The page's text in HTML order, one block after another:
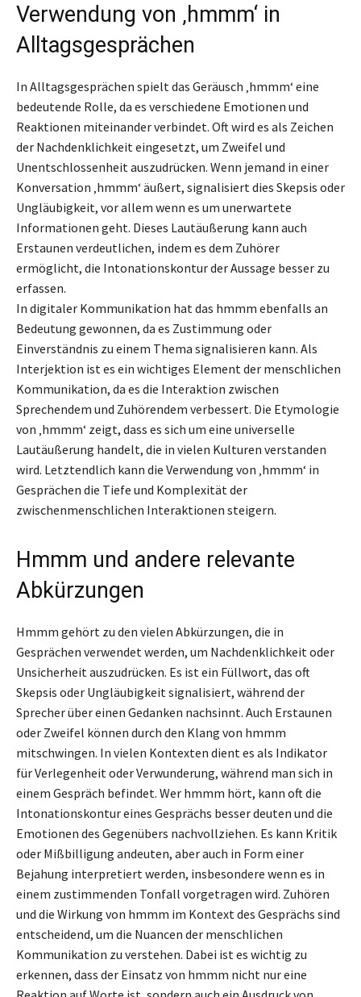
Verwendung von ‚hmmm‘ in
Alltagsgesprächen
In Alltagsgesprächen spielt das Geräusch ‚hmmm‘ eine
bedeutende Rolle, da es verschiedene Emotionen und
Reaktionen miteinander verbindet. Oft wird es als Zeichen
der Nachdenklichkeit eingesetzt, um Zweifel und
Unentschlossenheit auszudrücken. Wenn jemand in einer
Konversation ‚hmmm‘ äußert, signalisiert dies Skepsis oder
Ungläubigkeit, vor allem wenn es um unerwartete
Informationen geht. Dieses Lautäußerung kann auch
Erstaunen verdeutlichen, indem es dem Zuhörer
ermöglicht, die Intonationskontur der Aussage besser zu
erfassen.
In digitaler Kommunikation hat das hmmm ebenfalls an
Bedeutung gewonnen, da es Zustimmung oder
Einverständnis zu einem Thema signalisieren kann. Als
Interjektion ist es ein wichtiges Element der menschlichen
Kommunikation, da es die Interaktion zwischen
Sprechendem und Zuhörendem verbessert. Die Etymologie
von ‚hmmm‘ zeigt, dass es sich um eine universelle
Lautäußerung handelt, die in vielen Kulturen verstanden
wird. Letztendlich kann die Verwendung von ‚hmmm‘ in
Gesprächen die Tiefe und Komplexität der
zwischenmenschlichen Interaktionen steigern.
Hmmm und andere relevante
Abkürzungen
Hmmm gehört zu den vielen Abkürzungen, die in
Gesprächen verwendet werden, um Nachdenklichkeit oder
Unsicherheit auszudrücken. Es ist ein Füllwort, das oft
Skepsis oder Ungläubigkeit signalisiert, während der
Sprecher über einen Gedanken nachsinnt. Auch Erstaunen
oder Zweifel können durch den Klang von hmmm
mitschwingen. In vielen Kontexten dient es als Indikator
für Verlegenheit oder Verwunderung, während man sich in
einem Gespräch befindet. Wer hmmm hört, kann oft die
Intonationskontur eines Gesprächs besser deuten und die
Emotionen des Gegenübers nachvollziehen. Es kann Kritik
oder Mißbilligung andeuten, aber auch in Form einer
Bejahung interpretiert werden, insbesondere wenn es in
einem zustimmenden Tonfall vorgetragen wird. Zuhören
und die Wirkung von hmmm im Kontext des Gesprächs sind
entscheidend, um die Nuancen der menschlichen
Kommunikation zu verstehen. Dabei ist es wichtig zu
erkennen, dass der Einsatz von hmmm nicht nur eine